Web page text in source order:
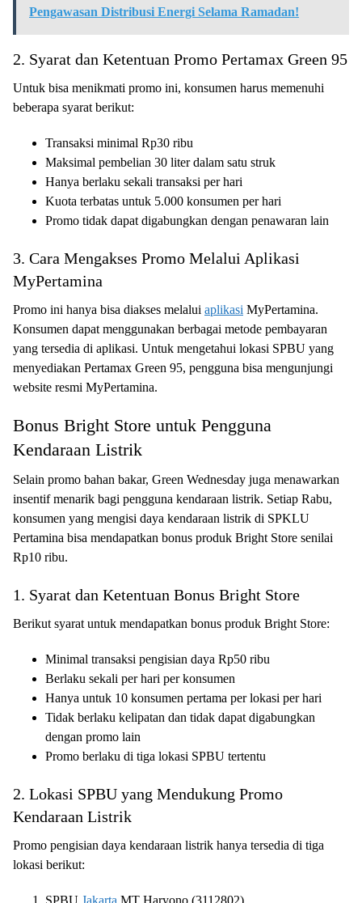
Pengawasan Distribusi Energi Selama Ramadan!
2. Syarat dan Ketentuan Promo Pertamax Green 95
Untuk bisa menikmati promo ini, konsumen harus memenuhi
beberapa syarat berikut:
Transaksi minimal Rp30 ribu
Maksimal pembelian 30 liter dalam satu struk
Hanya berlaku sekali transaksi per hari
Kuota terbatas untuk 5.000 konsumen per hari
Promo tidak dapat digabungkan dengan penawaran lain
3. Cara Mengakses Promo Melalui Aplikasi
MyPertamina
Promo ini hanya bisa diakses melalui aplikasi MyPertamina.
Konsumen dapat menggunakan berbagai metode pembayaran
yang tersedia di aplikasi. Untuk mengetahui lokasi SPBU yang
menyediakan Pertamax Green 95, pengguna bisa mengunjungi
website resmi MyPertamina.
Bonus Bright Store untuk Pengguna
Kendaraan Listrik
Selain promo bahan bakar, Green Wednesday juga menawarkan
insentif menarik bagi pengguna kendaraan listrik. Setiap Rabu,
konsumen yang mengisi daya kendaraan listrik di SPKLU
Pertamina bisa mendapatkan bonus produk Bright Store senilai
Rp10 ribu.
1. Syarat dan Ketentuan Bonus Bright Store
Berikut syarat untuk mendapatkan bonus produk Bright Store:
Minimal transaksi pengisian daya Rp50 ribu
Berlaku sekali per hari per konsumen
Hanya untuk 10 konsumen pertama per lokasi per hari
Tidak berlaku kelipatan dan tidak dapat digabungkan
dengan promo lain
Promo berlaku di tiga lokasi SPBU tertentu
2. Lokasi SPBU yang Mendukung Promo
Kendaraan Listrik
Promo pengisian daya kendaraan listrik hanya tersedia di tiga
lokasi berikut:
SPBU Jakarta MT Haryono (3112802)